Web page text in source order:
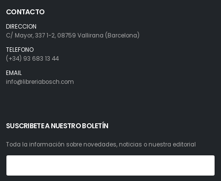
CONTACTO
DIRECCION
C/ Mayor, 337 1-2, 08759 Vallirana (Barcelona)
TELEFONO
(+34) 93 683 13 44
EMAIL
info@libreriabosch.com
SUSCRIBETE A NUESTRO BOLETÍN
Toda la información sobre novedades, noticias o nuestra editorial